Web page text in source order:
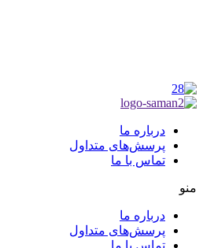
درباره ما
پرسش‌های متداول
تماس با ما
منو
درباره ما
پرسش‌های متداول